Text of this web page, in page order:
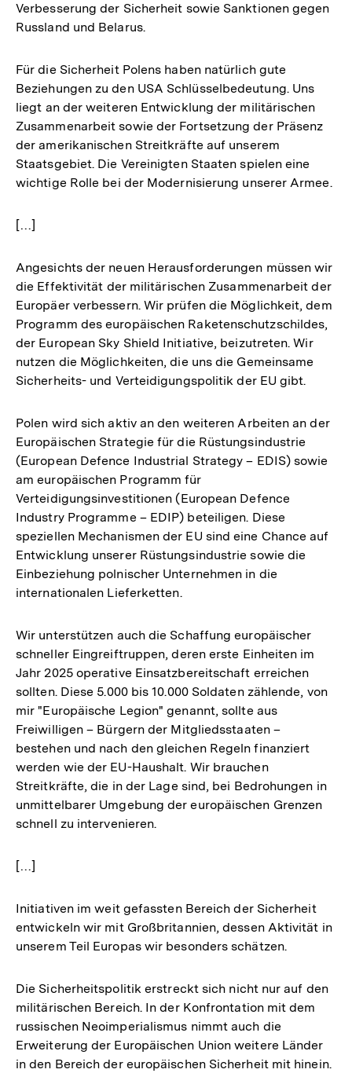
Verbesserung der Sicherheit sowie Sanktionen gegen
Russland und Belarus.
Für die Sicherheit Polens haben natürlich gute
Beziehungen zu den USA Schlüsselbedeutung. Uns
liegt an der weiteren Entwicklung der militärischen
Zusammenarbeit sowie der Fortsetzung der Präsenz
der amerikanischen Streitkräfte auf unserem
Staatsgebiet. Die Vereinigten Staaten spielen eine
wichtige Rolle bei der Modernisierung unserer Armee.
[…]
Angesichts der neuen Herausforderungen müssen wir
die Effektivität der militärischen Zusammenarbeit der
Europäer verbessern. Wir prüfen die Möglichkeit, dem
Programm des europäischen Raketenschutzschildes,
der European Sky Shield Initiative, beizutreten. Wir
nutzen die Möglichkeiten, die uns die Gemeinsame
Sicherheits- und Verteidigungspolitik der EU gibt.
Polen wird sich aktiv an den weiteren Arbeiten an der
Europäischen Strategie für die Rüstungsindustrie
(European Defence Industrial Strategy – EDIS) sowie
am europäischen Programm für
Verteidigungsinvestitionen (European Defence
Industry Programme – EDIP) beteiligen. Diese
speziellen Mechanismen der EU sind eine Chance auf
Entwicklung unserer Rüstungsindustrie sowie die
Einbeziehung polnischer Unternehmen in die
internationalen Lieferketten.
Wir unterstützen auch die Schaffung europäischer
schneller Eingreiftruppen, deren erste Einheiten im
Jahr 2025 operative Einsatzbereitschaft erreichen
sollten. Diese 5.000 bis 10.000 Soldaten zählende, von
mir "Europäische Legion" genannt, sollte aus
Freiwilligen – Bürgern der Mitgliedsstaaten –
bestehen und nach den gleichen Regeln finanziert
werden wie der EU-Haushalt. Wir brauchen
Streitkräfte, die in der Lage sind, bei Bedrohungen in
unmittelbarer Umgebung der europäischen Grenzen
schnell zu intervenieren.
[…]
Initiativen im weit gefassten Bereich der Sicherheit
entwickeln wir mit Großbritannien, dessen Aktivität in
unserem Teil Europas wir besonders schätzen.
Die Sicherheitspolitik erstreckt sich nicht nur auf den
militärischen Bereich. In der Konfrontation mit dem
russischen Neoimperialismus nimmt auch die
Erweiterung der Europäischen Union weitere Länder
in den Bereich der europäischen Sicherheit mit hinein.